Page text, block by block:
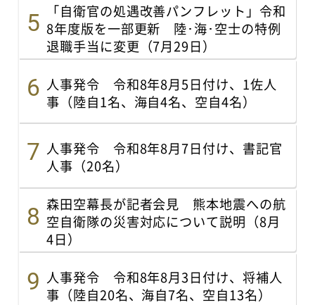
「自衛官の処遇改善パンフレット」令和
8年度版を一部更新 陸･海･空士の特例
退職手当に変更（7月29日）
人事発令 令和8年8月5日付け、1佐人
事（陸自1名、海自4名、空自4名）
人事発令 令和8年8月7日付け、書記官
人事（20名）
森田空幕長が記者会見 熊本地震への航
空自衛隊の災害対応について説明（8月
4日）
人事発令 令和8年8月3日付け、将補人
事（陸自20名、海自7名、空自13名）